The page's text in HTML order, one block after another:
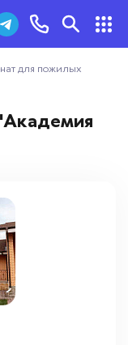
для пожилых